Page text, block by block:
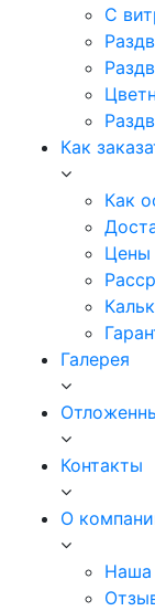
C
Как
Как
Цены
Галерея
Контакты
О
Наша